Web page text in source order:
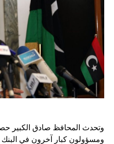
وتحدث المحافظ صادق الكبير
ومسؤولون كبار آخرون في البنك